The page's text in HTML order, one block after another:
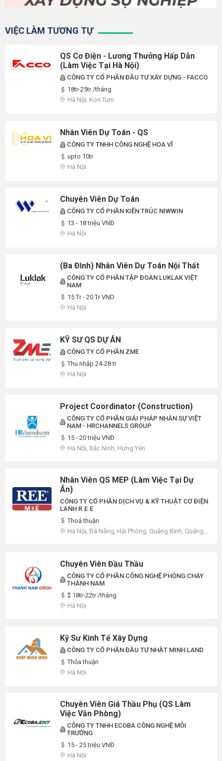
VIỆC LÀM TƯƠNG TỰ
QS Cơ Điện - Lương Thưởng Hấp Dẫn
(Làm Việc Tại Hà Nội)
CÔNG TY CỔ PHẦN ĐẦU TƯ XÂY DỰNG - FACCO
18tr-25tr /tháng
Hà Nội, Kon Tum
Nhân Viên Dự Toán - QS
CÔNG TY TNHH CÔNG NGHỆ HOA VĨ
upto 10tr
Hà Nội
Chuyên Viên Dự Toán
CÔNG TY CỔ PHẦN KIẾN TRÚC NIWWIN
13 - 18 triệu VNĐ
Hà Nội
(Ba Đình) Nhân Viên Dự Toán Nội Thất
CÔNG TY CỔ PHẦN TẬP ĐOÀN LUKLAK VIỆT
NAM
15 Tr - 20 Tr VND
Hà Nội
KỸ SƯ QS DỰ ÁN
CÔNG TY CỔ PHẦN ZME
Thu nhập 24-28 tr
Hà Nội
Project Coordinator (Construction)
CÔNG TY CỔ PHẦN GIẢI PHÁP NHÂN SỰ VIỆT
NAM - HRCHANNELS GROUP
15 - 20 triệu VNĐ
Hà Nội, Bắc Ninh, Hưng Yên
Nhân Viên QS MEP (Làm Việc Tại Dự
Án)
CÔNG TY CỔ PHẦN DỊCH VỤ & KỸ THUẬT CƠ ĐIỆN
LẠNH R.E.E
Thoả thuận
Hà Nội, Đà Nẵng, Hải Phòng, Quảng Bình, Quảng
Chuyên Viên Đầu Thầu
CÔNG TY CỔ PHẦN CÔNG NGHỆ PHÒNG CHÁY
THÀNH NAM
$ 18tr-22tr /tháng
Hà Nội
Kỹ Sư Kinh Tế Xây Dựng
CÔNG TY CỔ PHẦN ĐẦU TƯ NHẬT MINH LAND
Thỏa thuận
Hà Nội
Chuyên Viên Giá Thầu Phụ (QS Làm
Việc Văn Phòng)
CÔNG TY TNHH ECOBA CÔNG NGHỆ MÔI
TRƯỜNG
15 - 25 triệu VNĐ
Hà Nội